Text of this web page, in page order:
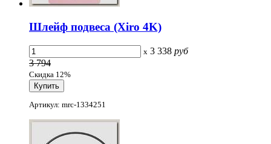
Шлейф подвеса (Xiro 4K)
x 3 338 руб
3 794
Скидка 12%
Артикул: mrc-1334251